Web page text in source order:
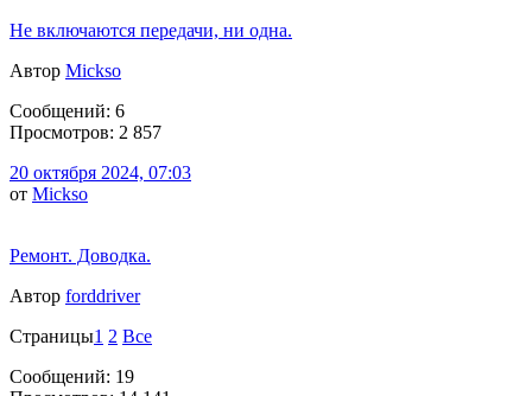
Не включаются передачи, ни одна.
Автор Mickso
Сообщений: 6
Просмотров: 2 857
20 октября 2024, 07:03
от Mickso
Ремонт. Доводка.
Автор forddriver
Страницы1 2 Все
Сообщений: 19